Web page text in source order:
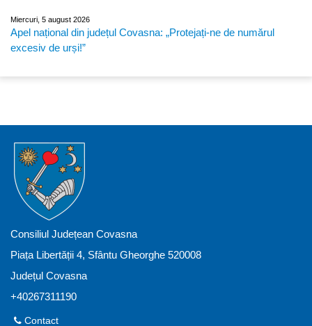
Miercuri, 5 august 2026
Apel național din județul Covasna: „Protejați-ne de numărul
excesiv de urși!”
Consiliul Județean Covasna
Piața Libertății 4, Sfântu Gheorghe 520008
Județul Covasna
+40267311190
Contact